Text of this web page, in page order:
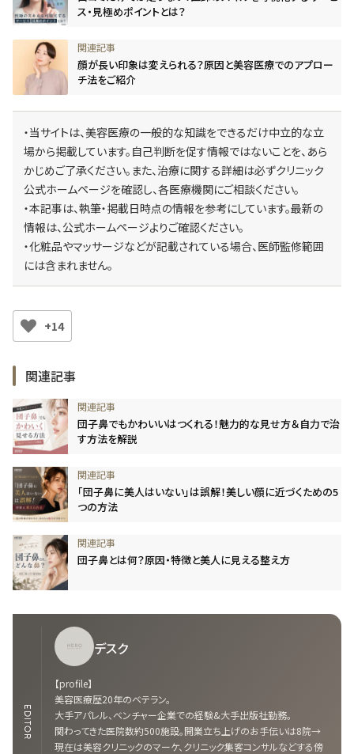
ス・見極めポイントとは？
顔が長い印象は変えられる？原因と美容医療でのアプロー
チ法をご紹介
・当サイトは、美容医療の一般的な知識をできるだけ中立的な立
場から掲載しています。自己判断を促す情報ではないことを、あら
かじめご了承ください。また、治療に関する詳細は必ずクリニック
公式ホームページを確認し、各医療機関にご相談ください。
・本記事は、執筆・掲載日時点の情報を参考にしています。最新の
情報は、公式ホームページよりご確認ください。
・化粧品やマッサージなどが記載されている場合、医師監修範囲
には含まれません。
+14
関連記事
団子鼻でもかわいいはつくれる！魅力的な見せ方＆自力で治
す方法を解説
「団子鼻に美人はいない」は誤解！美しい顔に近づくための5
つの方法
団子鼻とは何？原因・特徴と美人に見える整え方
EDITOR
デスク
【profile】
美容医療歴20年のベテラン。
大手アパレル、ベンチャー企業での経験&大手出版社勤務。
関わってきた医院数約500施設。開業立ち上げのお手伝いは8院→
現在は美容クリニックのマーケ、クリニック集客コンサルなどする傍